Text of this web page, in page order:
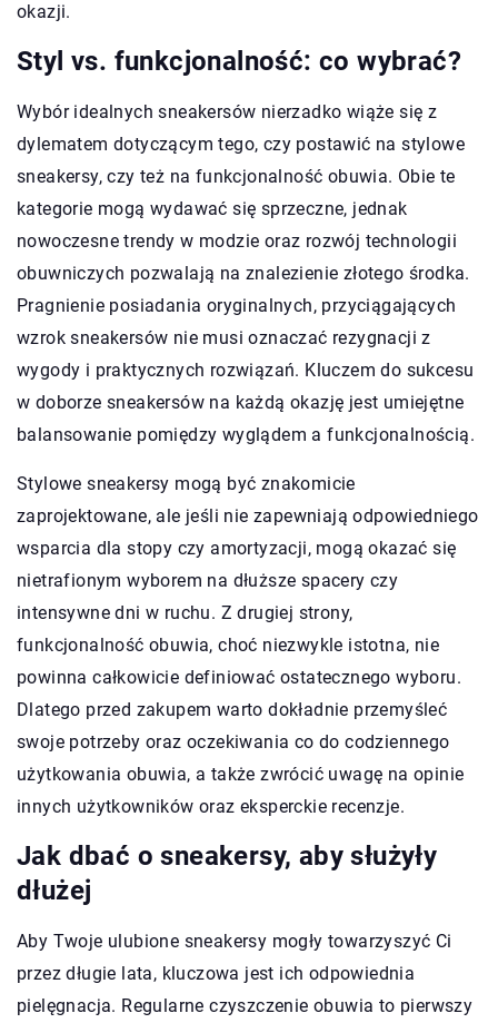
okazji.
Styl vs. funkcjonalność: co wybrać?
Wybór idealnych sneakersów nierzadko wiąże się z
dylematem dotyczącym tego, czy postawić na stylowe
sneakersy, czy też na funkcjonalność obuwia. Obie te
kategorie mogą wydawać się sprzeczne, jednak
nowoczesne trendy w modzie oraz rozwój technologii
obuwniczych pozwalają na znalezienie złotego środka.
Pragnienie posiadania oryginalnych, przyciągających
wzrok sneakersów nie musi oznaczać rezygnacji z
wygody i praktycznych rozwiązań. Kluczem do sukcesu
w doborze sneakersów na każdą okazję jest umiejętne
balansowanie pomiędzy wyglądem a funkcjonalnością.
Stylowe sneakersy mogą być znakomicie
zaprojektowane, ale jeśli nie zapewniają odpowiedniego
wsparcia dla stopy czy amortyzacji, mogą okazać się
nietrafionym wyborem na dłuższe spacery czy
intensywne dni w ruchu. Z drugiej strony,
funkcjonalność obuwia, choć niezwykle istotna, nie
powinna całkowicie definiować ostatecznego wyboru.
Dlatego przed zakupem warto dokładnie przemyśleć
swoje potrzeby oraz oczekiwania co do codziennego
użytkowania obuwia, a także zwrócić uwagę na opinie
innych użytkowników oraz eksperckie recenzje.
Jak dbać o sneakersy, aby służyły
dłużej
Aby Twoje ulubione sneakersy mogły towarzyszyć Ci
przez długie lata, kluczowa jest ich odpowiednia
pielęgnacja. Regularne czyszczenie obuwia to pierwszy